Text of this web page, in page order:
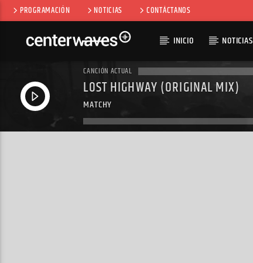
PROGRAMACIÓN NOTICIAS CONTÁCTANOS
INICIO NOTICIAS
CANCIÓN ACTUAL
LOST HIGHWAY (ORIGINAL MIX)
MATCHY